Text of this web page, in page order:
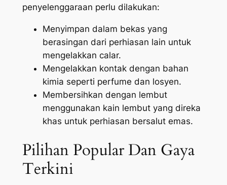
penyelenggaraan perlu dilakukan:
Menyimpan dalam bekas yang
berasingan dari perhiasan lain untuk
mengelakkan calar.
Mengelakkan kontak dengan bahan
kimia seperti perfume dan losyen.
Membersihkan dengan lembut
menggunakan kain lembut yang direka
khas untuk perhiasan bersalut emas.
Pilihan Popular Dan Gaya
Terkini